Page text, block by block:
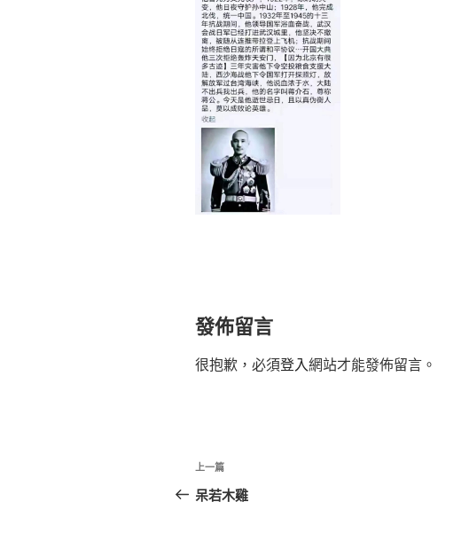
發佈留言
很抱歉，必須登入網站才能發佈留言。
文
章
上
一
上一篇
呆若木雞